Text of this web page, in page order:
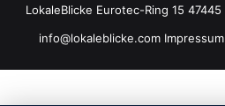
LokaleBlicke Eurotec-Ring 15
info@lokaleblicke.com Impressum